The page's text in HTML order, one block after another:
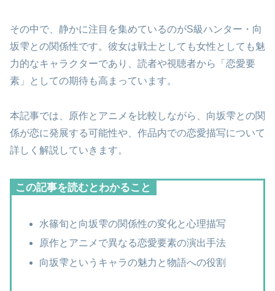
その中で、静かに注目を集めているのがS級ハンター・向
坂雫との関係性です。彼女は戦士としても女性としても魅
力的なキャラクターであり、読者や視聴者から「恋愛要
素」としての期待も高まっています。
本記事では、原作とアニメを比較しながら、向坂雫との関
係が恋に発展する可能性や、作品内での恋愛描写について
詳しく解説していきます。
この記事を読むとわかること
水篠旬と向坂雫の関係性の変化と心理描写
原作とアニメで異なる恋愛要素の演出手法
向坂雫というキャラの魅力と物語への役割